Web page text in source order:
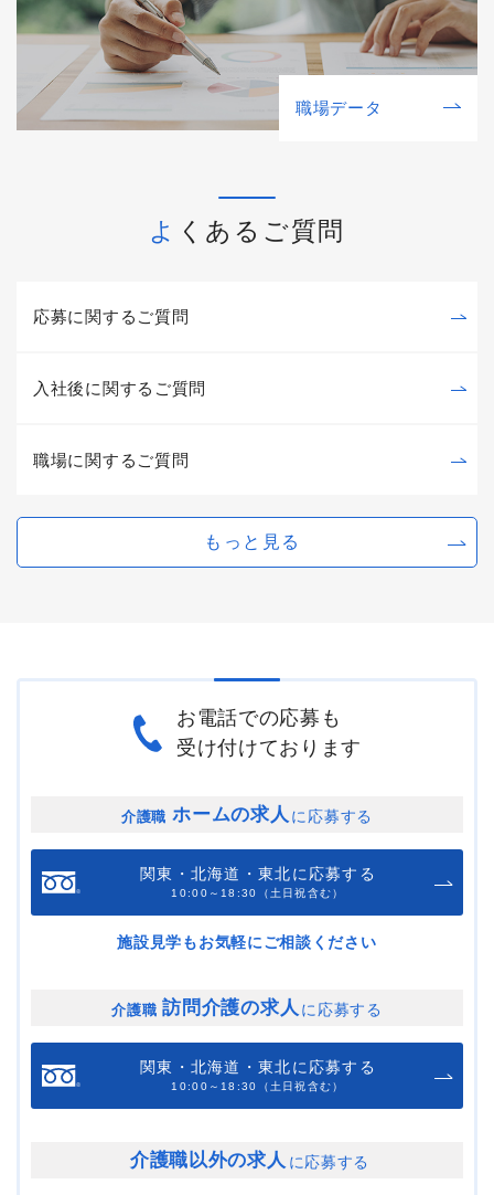
職場データ
よくあるご質問
応募に関するご質問
入社後に関するご質問
職場に関するご質問
もっと見る
お電話での応募も
受け付けております
介護職 ホームの求人 に応募する
関東・北海道・東北に応募する
10:00～18:30（土日祝含む）
施設見学もお気軽にご相談ください
介護職 訪問介護の求人 に応募する
関東・北海道・東北に応募する
10:00～18:30（土日祝含む）
介護職以外の求人 に応募する